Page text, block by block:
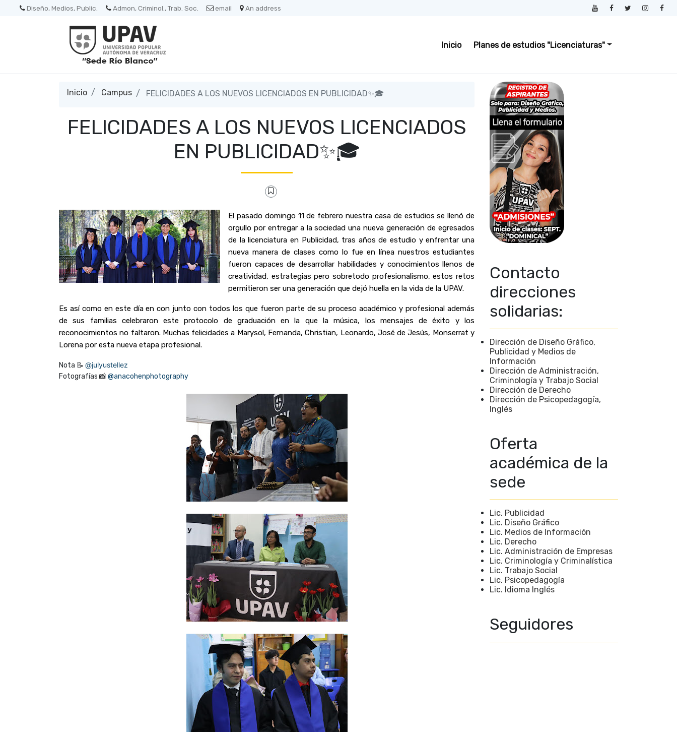
Diseño, Medios, Public. Admon, Criminol., Trab. Soc. email An address
Inicio Planes de estudios "Licenciaturas"
Inicio Campus FELICIDADES A LOS NUEVOS LICENCIADOS EN PUBLICIDAD✨🎓
FELICIDADES A LOS NUEVOS LICENCIADOS
EN PUBLICIDAD✨🎓
El pasado domingo 11 de febrero nuestra casa de estudios se llenó de
orgullo por entregar a la sociedad una nueva generación de egresados
de la licenciatura en Publicidad, tras años de estudio y enfrentar una
nueva manera de clases como lo fue en línea nuestros estudiantes
fueron capaces de desarrollar habilidades y conocimientos llenos de
creatividad, estrategias pero sobretodo profesionalismo, estos retos
permitieron ser una generación que dejó huella en la vida de la UPAV.
Es así como en este día en con junto con todos los que fueron parte de su proceso académico y profesional además
de sus familias celebraron este protocolo de graduación en la que la música, los mensajes de éxito y los
reconocimientos no faltaron. Muchas felicidades a Marysol, Fernanda, Christian, Leonardo, José de Jesús, Monserrat y
Lorena por esta nueva etapa profesional.
Nota 📝 @julyustellez
Fotografías 📸@anacohenphotography
Contacto
direcciones
solidarias:
Dirección de Diseño Gráfico,
Publicidad y Medios de
Información
Dirección de Administración,
Criminología y Trabajo Social
Dirección de Derecho
Dirección de Psicopedagogía,
Inglés
Oferta
académica de la
sede
Lic. Publicidad
Lic. Diseño Gráfico
Lic. Medios de Información
Lic. Derecho
Lic. Administración de Empresas
Lic. Criminología y Criminalística
Lic. Trabajo Social
Lic. Psicopedagogía
Lic. Idioma Inglés
Seguidores